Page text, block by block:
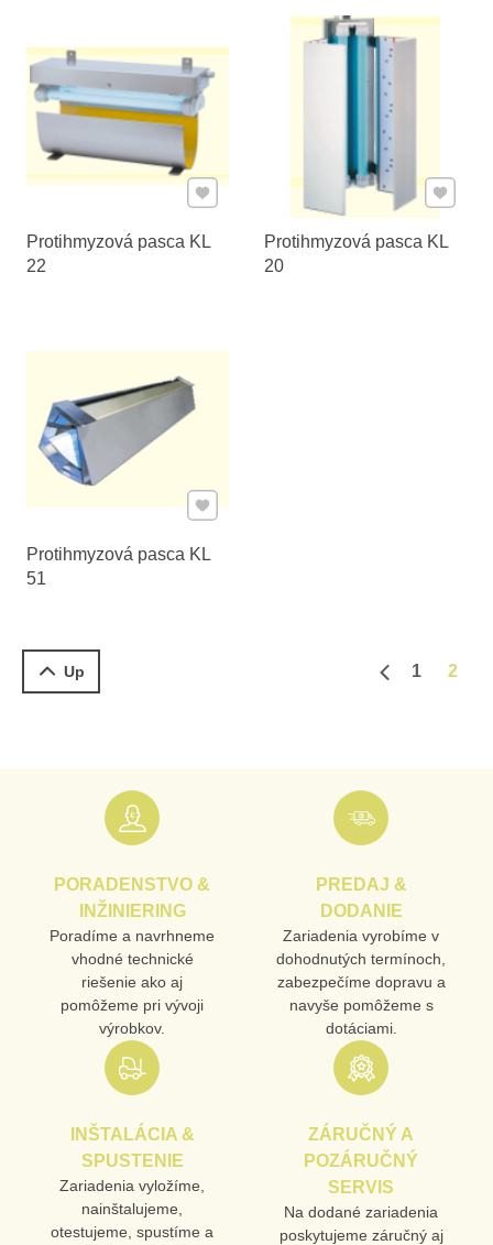
Protihmyzová pasca KL
22
Pridať k Obľúbeným
Protihmyzová pasca KL
20
Pridať k
Protihmyzová pasca KL
51
Pridať k Obľúbeným
Up 1 2
PORADENSTVO &
INŽINIERING
Poradíme a navrhneme
vhodné technické
riešenie ako aj
pomôžeme pri vývoji
výrobkov.
PREDAJ &
DODANIE
Zariadenia vyrobíme v
dohodnutých termínoch,
zabezpečíme dopravu a
navyše pomôžeme s
dotáciami.
INŠTALÁCIA &
SPUSTENIE
Zariadenia vyložíme,
nainštalujeme,
otestujeme, spustíme a
ZÁRUČNÝ A
POZÁRUČNÝ
SERVIS
Na dodané zariadenia
poskytujeme záručný aj